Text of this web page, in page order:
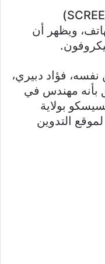
وتظهر لقطة الشاشة (SCREENSHOT)
ويظهر أن
فؤاد دبيري،
بأنه مهندس في
بولاية
التدوين